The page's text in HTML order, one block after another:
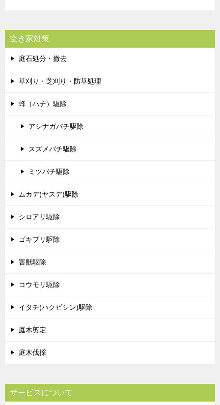
空き家対策
庭石処分・撤去
草刈り・芝刈り・防草処理
蜂（ハチ）駆除
アシナガバチ駆除
スズメバチ駆除
ミツバチ駆除
ムカデ(ヤスデ)駆除
シロアリ駆除
ゴキブリ駆除
害獣駆除
コウモリ駆除
イタチ(ハクビシン)駆除
庭木剪定
庭木伐採
サービスについて